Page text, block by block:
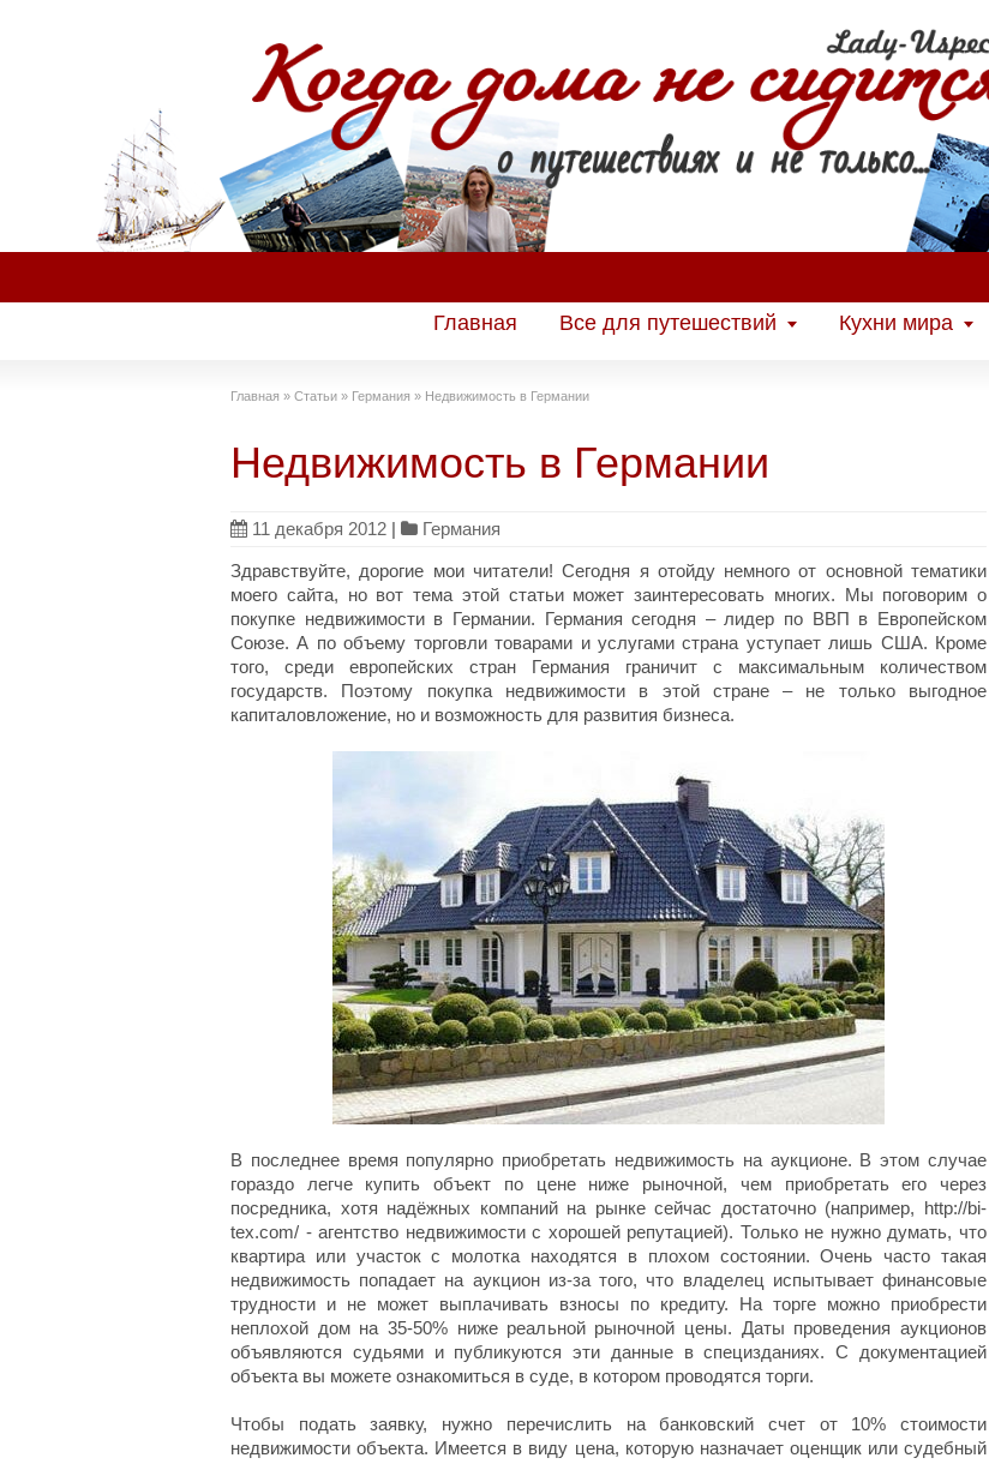
Главная Все для путешествий Кухни мира
Главная » Статьи » Германия » Недвижимость в Германии
Недвижимость в Германии
11 декабря 2012 | Германия
Здравствуйте, дорогие мои читатели! Сегодня я отойду немного от основной тематики
моего сайта, но вот тема этой статьи может заинтересовать многих. Мы поговорим о
покупке недвижимости в Германии. Германия сегодня – лидер по ВВП в Европейском
Союзе. А по объему торговли товарами и услугами страна уступает лишь США. Кроме
того, среди европейских стран Германия граничит с максимальным количеством
государств. Поэтому покупка недвижимости в этой стране – не только выгодное
капиталовложение, но и возможность для развития бизнеса.
В последнее время популярно приобретать недвижимость на аукционе. В этом случае
гораздо легче купить объект по цене ниже рыночной, чем приобретать его через
посредника, хотя надёжных компаний на рынке сейчас достаточно (например, http://bi-
tex.com/ - агентство недвижимости с хорошей репутацией). Только не нужно думать, что
квартира или участок с молотка находятся в плохом состоянии. Очень часто такая
недвижимость попадает на аукцион из-за того, что владелец испытывает финансовые
трудности и не может выплачивать взносы по кредиту. На торге можно приобрести
неплохой дом на 35-50% ниже реальной рыночной цены. Даты проведения аукционов
объявляются судьями и публикуются эти данные в специзданиях. С документацией
объекта вы можете ознакомиться в суде, в котором проводятся торги.
Чтобы подать заявку, нужно перечислить на банковский счет от 10% стоимости
недвижимости объекта. Имеется в виду цена, которую назначает оценщик или судебный